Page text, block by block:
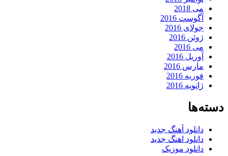
می 2018
آگوست 2016
جولای 2016
ژوئن 2016
می 2016
آوریل 2016
مارس 2016
فوریه 2016
ژانویه 2016
دسته‌ها
دانلود آهنگ جدید
دانلود اهنگ جدید
دانلود موزیک